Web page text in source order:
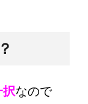
択なので